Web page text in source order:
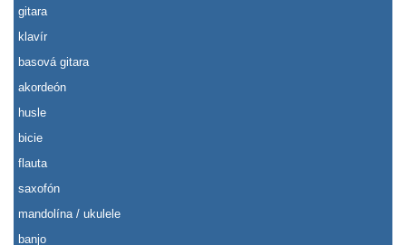
gitara
klavír
basová gitara
akordeón
husle
bicie
flauta
saxofón
mandolína / ukulele
banjo